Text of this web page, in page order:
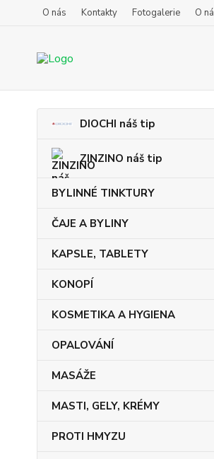
O nás Kontakty Fotogalerie O
DIOCHI náš tip
ZINZINO náš tip
BYLINNÉ TINKTURY
ČAJE A BYLINY
KAPSLE, TABLETY
KONOPÍ
KOSMETIKA A HYGIENA
OPALOVÁNÍ
MASÁŽE
MASTI, GELY, KRÉMY
PROTI HMYZU